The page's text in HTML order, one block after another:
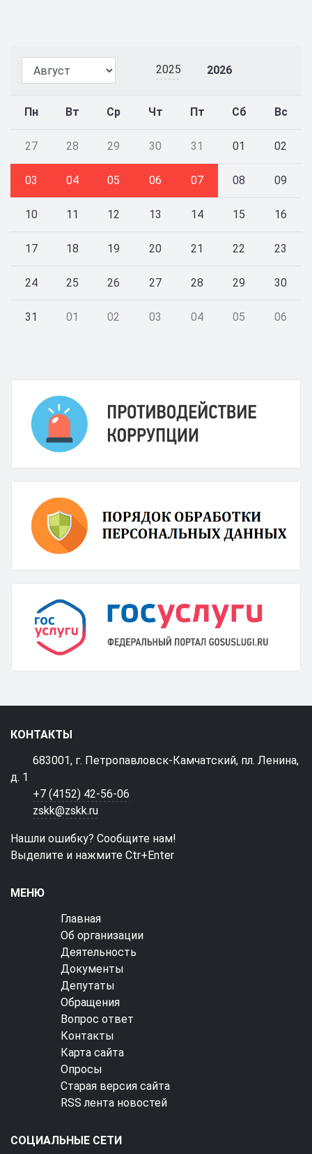
2025 2026
Пн Вт Ср Чт Пт Сб Вс
27 28 29 30 31 01 02
03 04 05 06 07 08 09
10 11 12 13 14 15 16
17 18 19 20 21 22 23
24 25 26 27 28 29 30
31 01 02 03 04 05 06
КОНТАКТЫ
683001, г. Петропавловск-Камчатский, пл. Ленина,
д. 1
+7 (4152) 42-56-06
zskk@zskk.ru
Нашли ошибку? Сообщите нам!
Выделите и нажмите Ctr+Enter
МЕНЮ
Главная
Об организации
Деятельность
Документы
Депутаты
Обращения
Вопрос ответ
Контакты
Карта сайта
Опросы
Старая версия сайта
RSS лента новостей
СОЦИАЛЬНЫЕ СЕТИ